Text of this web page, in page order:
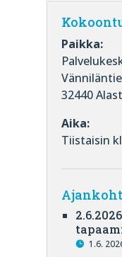
Paikka:
32440
Aika:
Tiistaisin
1.6.